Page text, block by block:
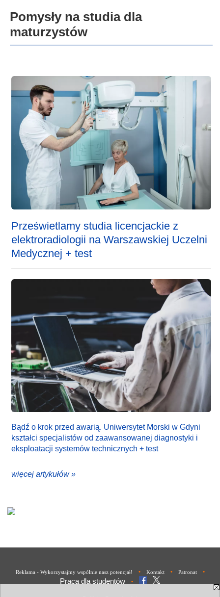
Pomysły na studia dla
maturzystów
Prześwietlamy studia licencjackie z
elektroradiologii na Warszawskiej Uczelni
Medycznej + test
Bądź o krok przed awarią. Uniwersytet Morski w Gdyni
kształci specjalistów od zaawansowanej diagnostyki i
eksploatacji systemów technicznych + test
więcej artykułów »
Reklama - Wykorzystajmy wspólnie nasz potencjał! • Kontakt • Patronat •
Praca dla studentów •